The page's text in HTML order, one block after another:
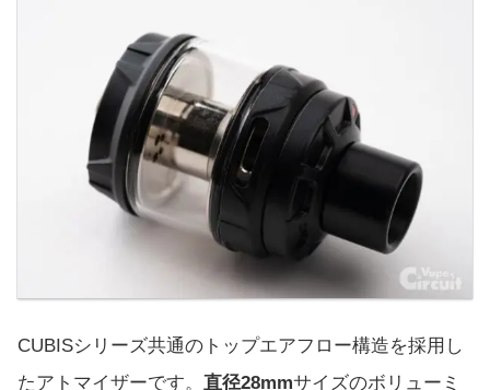
CUBISシリーズ共通のトップエアフロー構造を採用し
たアトマイザーです。 直径28mmサイズのボリューミ